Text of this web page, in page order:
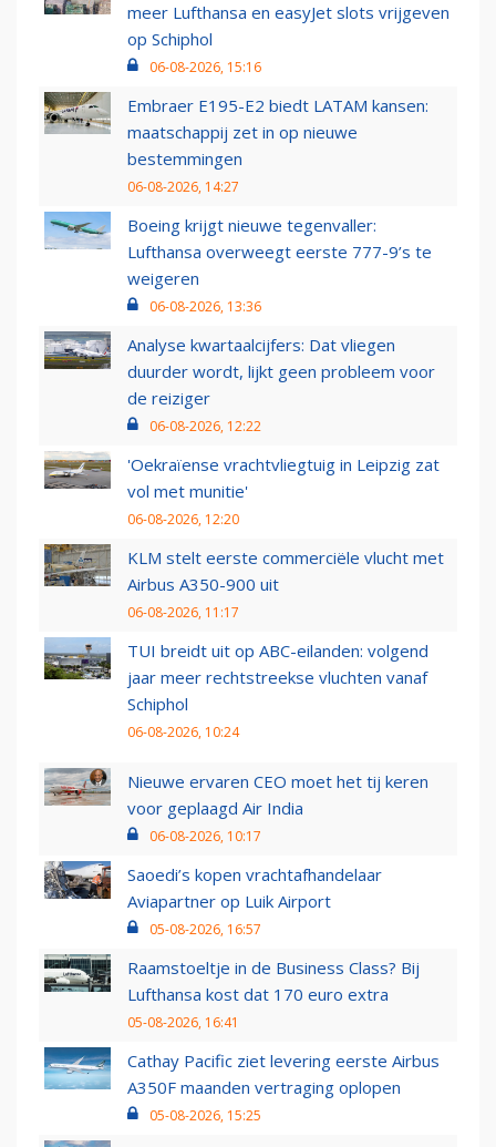
meer Lufthansa en easyJet slots vrijgeven
op Schiphol
06-08-2026, 15:16
Embraer E195-E2 biedt LATAM kansen:
maatschappij zet in op nieuwe
bestemmingen
06-08-2026, 14:27
Boeing krijgt nieuwe tegenvaller:
Lufthansa overweegt eerste 777-9’s te
weigeren
06-08-2026, 13:36
Analyse kwartaalcijfers: Dat vliegen
duurder wordt, lijkt geen probleem voor
de reiziger
06-08-2026, 12:22
'Oekraïense vrachtvliegtuig in Leipzig zat
vol met munitie'
06-08-2026, 12:20
KLM stelt eerste commerciële vlucht met
Airbus A350-900 uit
06-08-2026, 11:17
TUI breidt uit op ABC-eilanden: volgend
jaar meer rechtstreekse vluchten vanaf
Schiphol
06-08-2026, 10:24
Nieuwe ervaren CEO moet het tij keren
voor geplaagd Air India
06-08-2026, 10:17
Saoedi’s kopen vrachtafhandelaar
Aviapartner op Luik Airport
05-08-2026, 16:57
Raamstoeltje in de Business Class? Bij
Lufthansa kost dat 170 euro extra
05-08-2026, 16:41
Cathay Pacific ziet levering eerste Airbus
A350F maanden vertraging oplopen
05-08-2026, 15:25